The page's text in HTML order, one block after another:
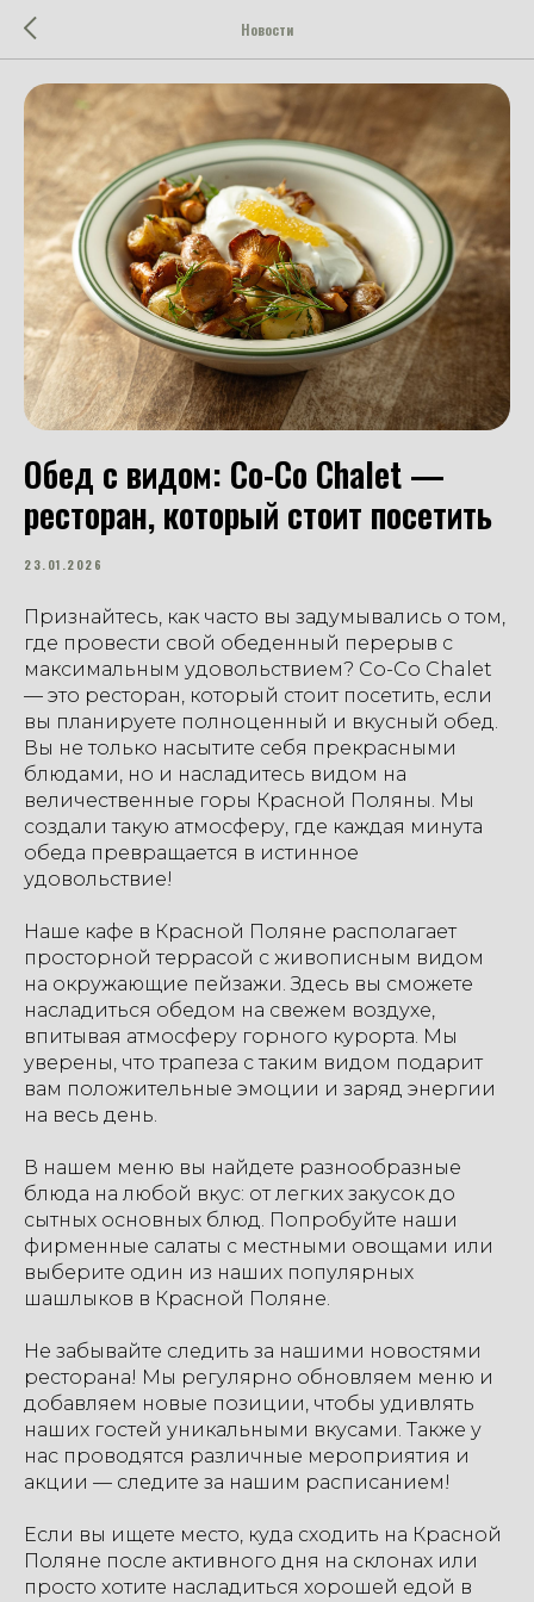
Новости
Обед с видом: Со-Со Chalet —
ресторан, который стоит посетить
23.01.2026
Признайтесь, как часто вы задумывались о том,
где провести свой обеденный перерыв с
максимальным удовольствием? Со-Со Chalet
— это ресторан, который стоит посетить, если
вы планируете полноценный и вкусный обед.
Вы не только насытите себя прекрасными
блюдами, но и насладитесь видом на
величественные горы Красной Поляны. Мы
создали такую атмосферу, где каждая минута
обеда превращается в истинное
удовольствие!
Наше кафе в Красной Поляне располагает
просторной террасой с живописным видом
на окружающие пейзажи. Здесь вы сможете
насладиться обедом на свежем воздухе,
впитывая атмосферу горного курорта. Мы
уверены, что трапеза с таким видом подарит
вам положительные эмоции и заряд энергии
на весь день.
В нашем меню вы найдете разнообразные
блюда на любой вкус: от легких закусок до
сытных основных блюд. Попробуйте наши
фирменные салаты с местными овощами или
выберите один из наших популярных
шашлыков в Красной Поляне.
Не забывайте следить за нашими новостями
ресторана! Мы регулярно обновляем меню и
добавляем новые позиции, чтобы удивлять
наших гостей уникальными вкусами. Также у
нас проводятся различные мероприятия и
акции — следите за нашим расписанием!
Если вы ищете место, куда сходить на Красной
Поляне после активного дня на склонах или
просто хотите насладиться хорошей едой в